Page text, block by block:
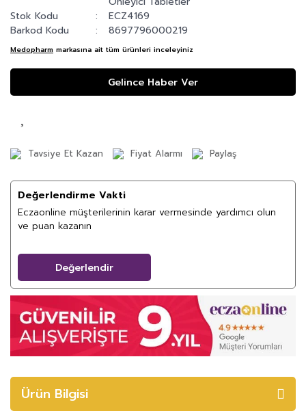
Stok Kodu
ECZ4169
Barkod Kodu
8697796000219
Medopharm markasına ait tüm ürünleri inceleyiniz
Gelince Haber Ver
Tavsiye Et Kazan Fiyat Alarmı Paylaş
Değerlendirme Vakti
Eczaonline müşterilerinin karar vermesinde yardımcı olun
ve puan kazanın
Değerlendir
Ürün Bilgisi